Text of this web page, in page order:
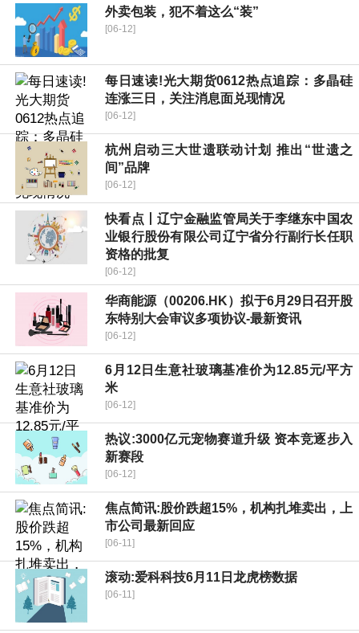
外卖包装，犯不着这么“装”
[06-12]
每日速读!光大期货0612热点追踪：多晶硅
连涨三日，关注消息面兑现情况
[06-12]
杭州启动三大世遗联动计划 推出“世遗之
间”品牌
[06-12]
快看点丨辽宁金融监管局关于李继东中国农
业银行股份有限公司辽宁省分行副行长任职
资格的批复
[06-12]
华商能源（00206.HK）拟于6月29日召开股
东特别大会审议多项协议-最新资讯
[06-12]
6月12日生意社玻璃基准价为12.85元/平方
米
[06-12]
热议:3000亿元宠物赛道升级 资本竞逐步入
新赛段
[06-12]
焦点简讯:股价跌超15%，机构扎堆卖出，上
市公司最新回应
[06-11]
滚动:爱科科技6月11日龙虎榜数据
[06-11]